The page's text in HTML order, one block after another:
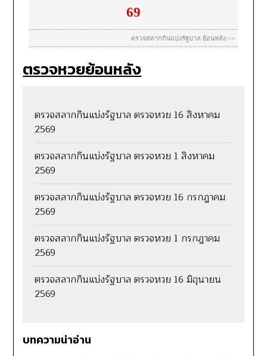
ตรวจหวยย้อนหลัง
ตรวจสลากกินแบ่งรัฐบาล ตรวจหวย 16 สิงหาคม
2569
ตรวจสลากกินแบ่งรัฐบาล ตรวจหวย 1 สิงหาคม
2569
ตรวจสลากกินแบ่งรัฐบาล ตรวจหวย 16 กรกฎาคม
2569
ตรวจสลากกินแบ่งรัฐบาล ตรวจหวย 1 กรกฎาคม
2569
ตรวจสลากกินแบ่งรัฐบาล ตรวจหวย 16 มิถุนายน
2569
บทความน่าอ่าน